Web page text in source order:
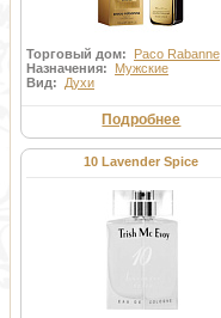
Торговый дом: Paco Rabanne
Назначения: Мужские
Вид: Духи
Подробнее
10 Lavender Spice